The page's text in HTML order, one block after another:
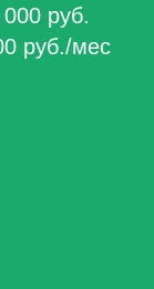
руб.
руб./мес